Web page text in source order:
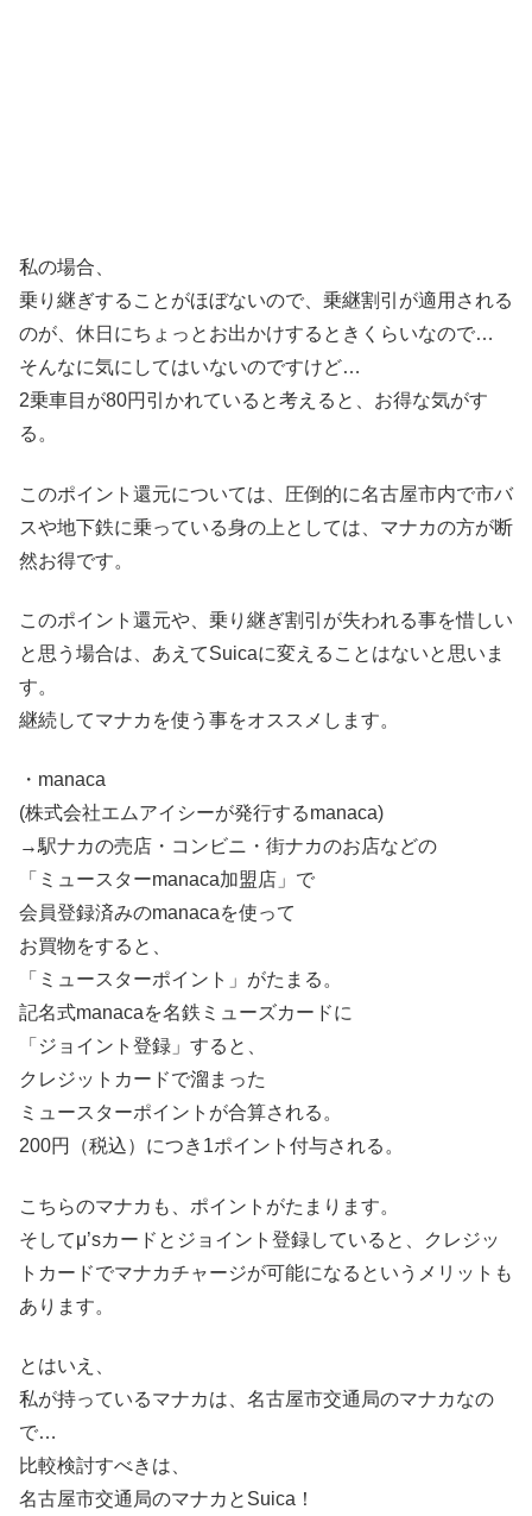
私の場合、
乗り継ぎすることがほぼないので、乗継割引が適用される
のが、休日にちょっとお出かけするときくらいなので…
そんなに気にしてはいないのですけど…
2乗車目が80円引かれていると考えると、お得な気がす
る。
このポイント還元については、圧倒的に名古屋市内で市バ
スや地下鉄に乗っている身の上としては、 マナカの方が断
然お得です。
このポイント還元や、乗り継ぎ割引が失われる事を惜しい
と思う場合は、あえてSuicaに変えることはないと思いま
す。
継続してマナカを使う事をオススメします。
・manaca
(株式会社エムアイシーが発行するmanaca)
→駅ナカの売店・コンビニ・街ナカのお店などの
「ミュースターmanaca加盟店」で
会員登録済みのmanacaを使って
お買物をすると、
「ミュースターポイント」がたまる。
記名式manacaを名鉄ミューズカードに
「ジョイント登録」すると、
クレジットカードで溜まった
ミュースターポイントが合算される。
200円（税込）につき1ポイント付与される。
こちらのマナカも、ポイントがたまります。
そしてμ’sカードとジョイント登録していると、クレジッ
トカードでマナカチャージが可能になるというメリットも
あります。
とはいえ、
私が持っているマナカは、名古屋市交通局のマナカなの
で…
比較検討すべきは、
名古屋市交通局のマナカとSuica！